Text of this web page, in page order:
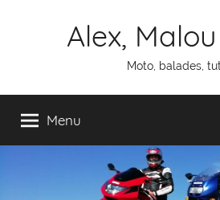
Alex,
Moto, balades,
Menu